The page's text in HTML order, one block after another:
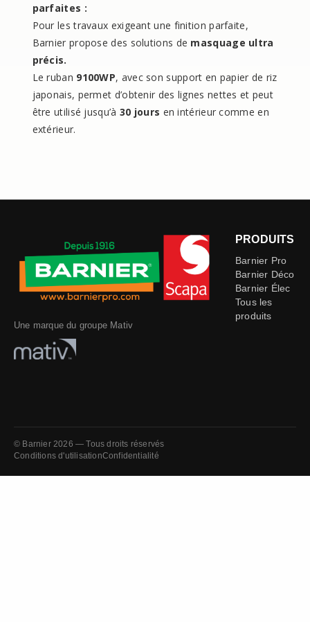
parfaites :
Pour les travaux exigeant une finition parfaite,
Barnier propose des solutions de masquage ultra
précis.
Le ruban 9100WP, avec son support en papier de riz
japonais, permet d’obtenir des lignes nettes et peut
être utilisé jusqu’à 30 jours en intérieur comme en
extérieur.
Une marque du groupe Mativ
PRODUITS
Barnier Pro
Barnier Déco
Barnier Élec
Tous les
produits
© Barnier 2026 — Tous droits réservés
Conditions d'utilisationConfidentialité